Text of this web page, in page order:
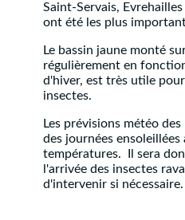
Saint-Servais,
ont été les plus
Le bassin jaune monté
régulièrement en
d'hiver, est très utile
insectes.
Les prévisions météo
des journées ensoleillées
températures. Il sera
l'arrivée des insectes
d'intervenir si nécessaire.